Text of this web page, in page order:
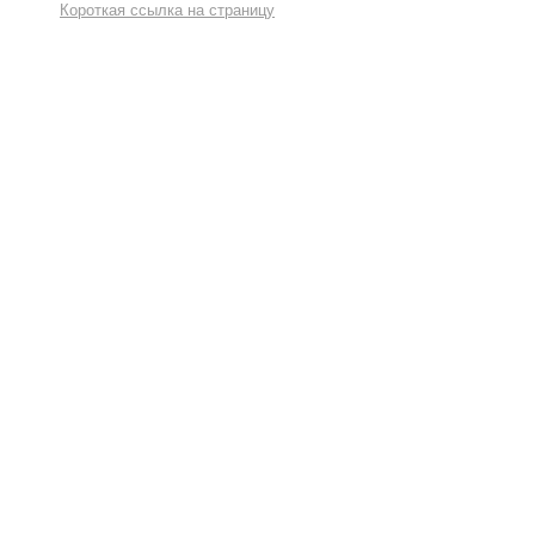
Короткая ссылка на страницу